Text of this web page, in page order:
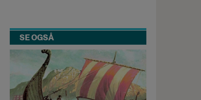
SE OGSÅ